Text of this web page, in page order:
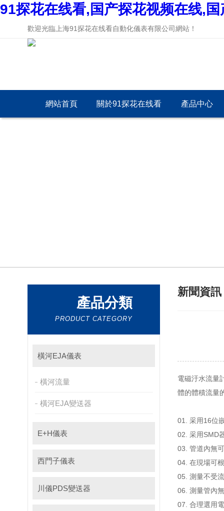
91探花在线看,国产探花视频在线,
歡迎光臨上海91探花在线看自動化儀表有限公司網站！
網站首頁 關於91探花在线看 產品中心
產品分類
PRODUCT CATEGORY
橫河EJA儀表
橫河流量
橫河EJA變送器
E+H儀表
西門子儀表
川儀PDS變送器
新聞資訊
電磁汙水流量
體的體積流量的
01. 采用16位嵌
02. 采用SMD器
03. 管道內無可
04. 在現場可根
05. 測量不受流
06. 測量管內無
07. 合理選用電